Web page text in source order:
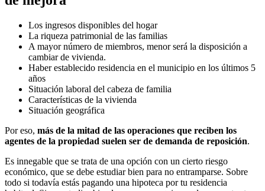
Los ingresos disponibles del hogar
La riqueza patrimonial de las familias
A mayor número de miembros, menor será la disposición a
cambiar de vivienda.
Haber establecido residencia en el municipio en los últimos 5
años
Situación laboral del cabeza de familia
Características de la vivienda
Situación geográfica
Por eso, más de la mitad de las operaciones que reciben los
agentes de la propiedad suelen ser de demanda de reposición.
Es innegable que se trata de una opción con un cierto riesgo
económico, que se debe estudiar bien para no entramparse. Sobre
todo si todavía estás pagando una hipoteca por tu residencia